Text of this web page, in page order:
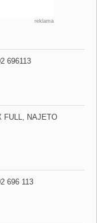
reklama
696113
FULL,​ NAJETO
696 113